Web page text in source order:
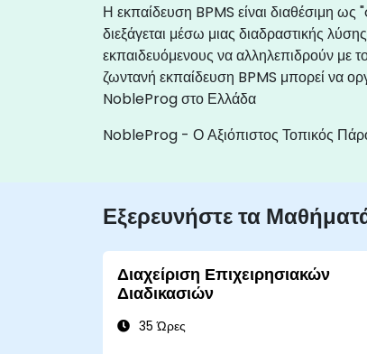
Η εκπαίδευση BPMS είναι
διεξάγεται μέσω μιας διαδραστικής
εκπαιδευόμενους να αλληλεπιδρούν με
ζωντανή εκπαίδευση BPMS μπορεί να
NobleProg στο Ελλάδα
NobleProg - Ο Αξιόπιστος Τοπικός
Εξερευνήστε τα
Διαχείριση Επιχειρησιακών
Διαδικασιών
35 Ώρες